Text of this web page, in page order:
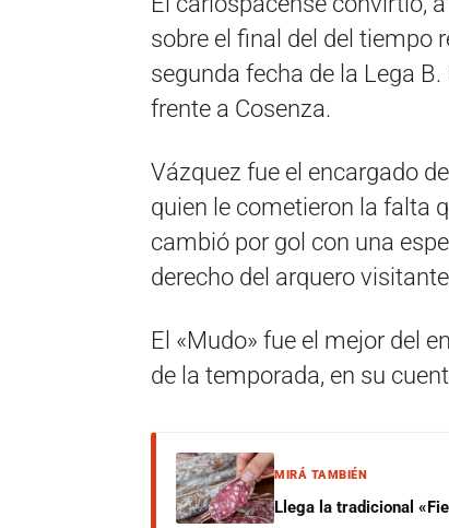
sobre el final del del tiempo
segunda fecha de la Lega
frente a Cosenza.
Vázquez fue el encargado
quien le cometieron la falta
cambió por gol con una
derecho del arquero
El «Mudo» fue el mejor del
de la temporada, en su
MIRÁ TAMBIÉN
Llega la tradicional